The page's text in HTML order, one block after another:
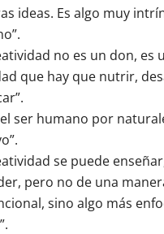
ideas. Es algo muy
no es un don, es
que hay que nutrir,
ser humano por
se puede
pero no de una
sino algo más